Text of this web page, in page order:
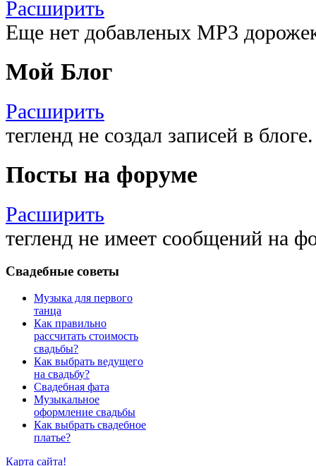
Расширить
Еще нет добавленых MP3
Мой Блог
Расширить
тегленд не создал записей в блоге.
Посты на форуме
Расширить
тегленд не имеет сообщений на
Свадебные советы
Музыка для первого
танца
Как правильно
рассчитать стоимость
свадьбы?
Как выбрать ведущего
на свадьбу?
Свадебная фата
Музыкальное
оформление свадьбы
Как выбрать свадебное
платье?
Карта сайта!